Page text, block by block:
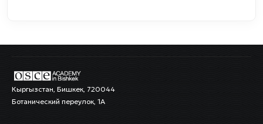
Кыргызстан, Бишкек, 720044
Ботанический переулок, 1А